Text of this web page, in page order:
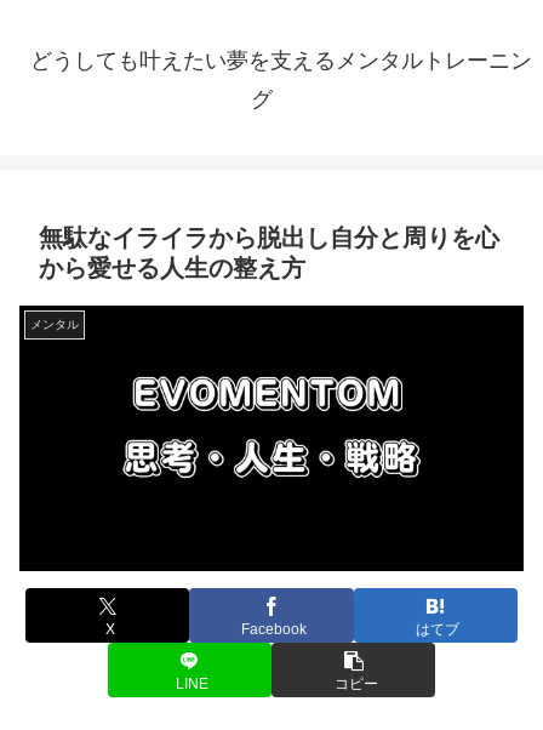
どうしても叶えたい夢を支えるメンタルトレーニン
グ
無駄なイライラから脱出し自分と周りを心
から愛せる人生の整え方
メンタル
X Facebook はてブ
LINE コピー